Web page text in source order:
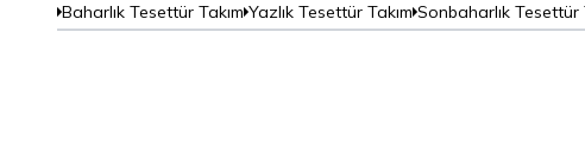
Baharlık Tesettür Takım Yazlık Tesettür Takım Sonbaharlık Tesettür